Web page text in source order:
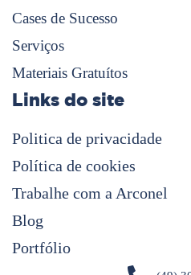
Cases de Sucesso
Serviços
Materiais Gratuítos
Links do site
Politica de privacidade
Política de cookies
Trabalhe com a Arconel
Blog
Portfólio